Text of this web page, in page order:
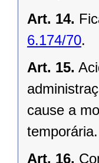
Art. 14.
6.174/70.
Art. 15.
cause a
temporária.
Art. 16.